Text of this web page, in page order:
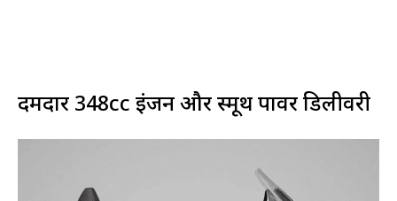
दमदार 348cc इंजन और स्मूथ पावर डिलीवरी